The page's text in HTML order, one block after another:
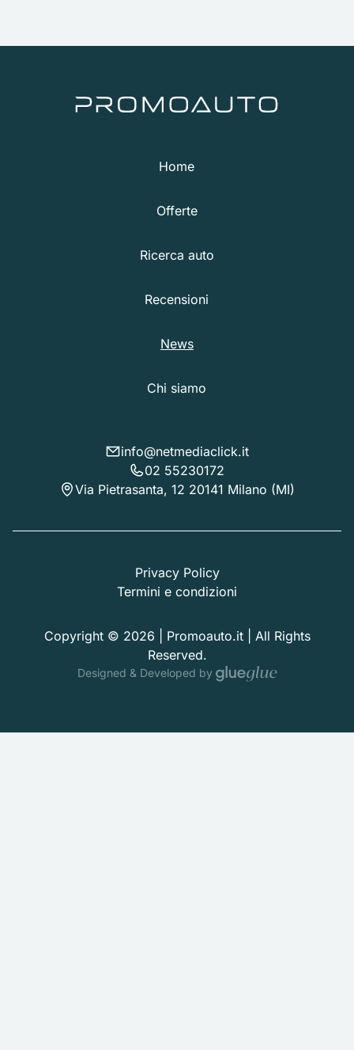
Home
Offerte
Ricerca auto
Recensioni
News
Chi siamo
info@netmediaclick.it
02 55230172
Via Pietrasanta, 12 20141 Milano (MI)
Privacy Policy
Termini e condizioni
Copyright © 2026 | Promoauto.it | All Rights
Reserved.
Designed & Developed by